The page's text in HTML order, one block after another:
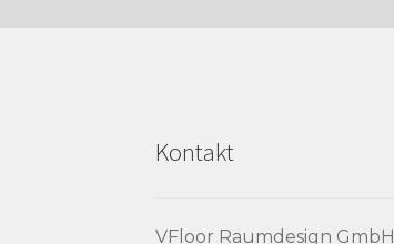
Kontakt
VFloor Raumdesign GmbH